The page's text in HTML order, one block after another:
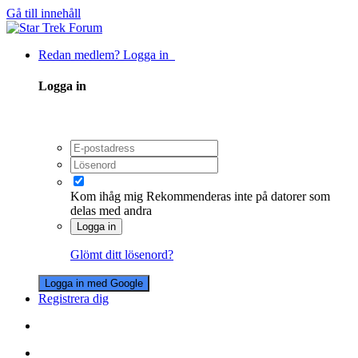
Gå till innehåll
Redan medlem? Logga in
Logga in
Kom ihåg mig Rekommenderas inte på datorer som
delas med andra
Logga in
Glömt ditt lösenord?
Logga in med Google
Registrera dig